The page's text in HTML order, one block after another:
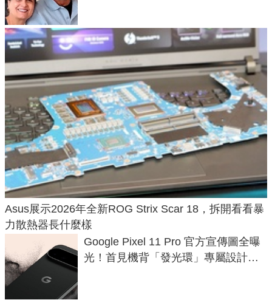
Asus展示2026年全新ROG Strix Scar 18，拆開看看暴
力散熱器長什麼樣
Google Pixel 11 Pro 官方宣傳圖全曝
光！首見機背「發光環」專屬設計、